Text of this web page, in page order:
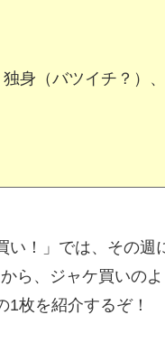
身（バツイチ？）
い！」では、その
ら、ジャケ買いの
1枚を紹介するぞ！